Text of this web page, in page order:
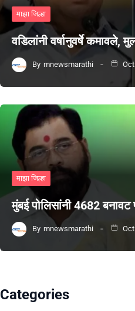
माझा जिल्हा
वडिलांनी वर्षानुवर्षे कमावले,
By mnewsmarathi
माझा जिल्हा
मुंबई पोलिसांनी 4682 बनावट
By mnewsmarathi
Categories